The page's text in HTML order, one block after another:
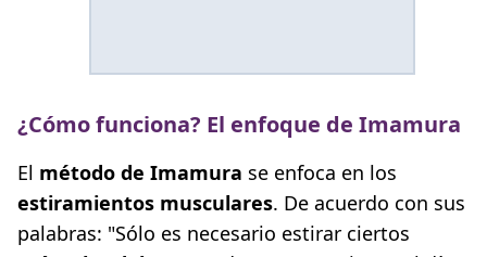
¿Cómo funciona? El enfoque de Imamura
El método de Imamura se enfoca en los
estiramientos musculares. De acuerdo con sus
palabras: "Sólo es necesario estirar ciertos